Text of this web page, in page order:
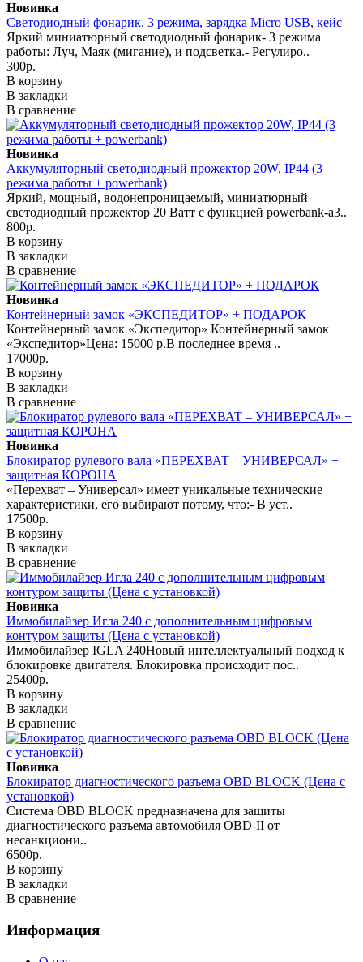
Новинка
Светодиодный фонарик. 3 режима, зарядка Micro USB, кейс
Яркий миниатюрный светодиодный фонарик- 3 режима
работы: Луч, Маяк (мигание), и подсветка.- Регулиро..
300р.
В корзину
В закладки
В сравнение
Новинка
Аккумуляторный светодиодный прожектор 20W, IP44 (3
режима работы + powerbank)
Яркий, мощный, водонепроницаемый, миниатюрный
светодиодный прожектор 20 Ватт с функцией powerbank-а3..
800р.
В корзину
В закладки
В сравнение
Новинка
Контейнерный замок «ЭКСПЕДИТОР» + ПОДАРОК
Контейнерный замок «Экспедитор» Контейнерный замок
«Экспедитор»Цена: 15000 р.В последнее время ..
17000р.
В корзину
В закладки
В сравнение
Новинка
Блокиратор рулевого вала «ПЕРЕХВАТ – УНИВЕРСАЛ» +
защитная КОРОНА
«Перехват – Универсал» имеет уникальные технические
характеристики, его выбирают потому, что:- В уст..
17500р.
В корзину
В закладки
В сравнение
Новинка
Иммобилайзер Игла 240 с дополнительным цифровым
контуром защиты (Цена с установкой)
Иммобилайзер IGLA 240Новый интеллектуальный подход к
блокировке двигателя. Блокировка происходит пос..
25400р.
В корзину
В закладки
В сравнение
Новинка
Блокиратор диагностического разъема OBD BLOCK (Цена с
установкой)
Система OBD BLOCK предназначена для защиты
диагностического разъема автомобиля OBD-II от
несанкциони..
6500р.
В корзину
В закладки
В сравнение
Информация